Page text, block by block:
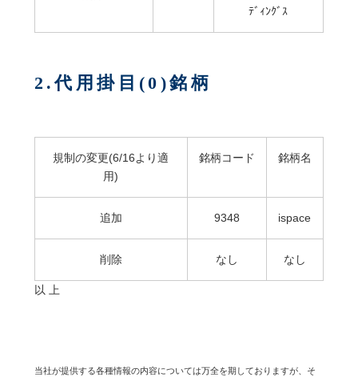
ﾃﾞｨﾝｸﾞｽ
2.代用掛目(0)銘柄
規制の変更(6/16より適
用)
銘柄コード 銘柄名
追加 9348 ispace
削除 なし なし
以 上
当社が提供する各種情報の内容については万全を期しておりますが、そ